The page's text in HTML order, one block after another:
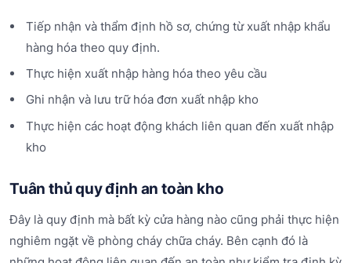
Tiếp nhận và thẩm định hồ sơ, chứng từ xuất nhập khẩu
hàng hóa theo quy định.
Thực hiện xuất nhập hàng hóa theo yêu cầu
Ghi nhận và lưu trữ hóa đơn xuất nhập kho
Thực hiện các hoạt động khách liên quan đến xuất nhập
kho
Tuân thủ quy định an toàn kho
Đây là quy định mà bất kỳ cửa hàng nào cũng phải thực hiện
nghiêm ngặt về phòng cháy chữa cháy. Bên cạnh đó là